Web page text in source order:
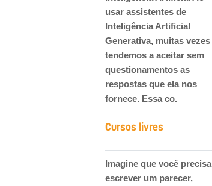
usar assistentes de
Inteligência Artificial
Generativa, muitas vezes
tendemos a aceitar sem
questionamentos as
respostas que ela nos
fornece. Essa co.
Cursos livres
Imagine que você precisa
escrever um parecer,